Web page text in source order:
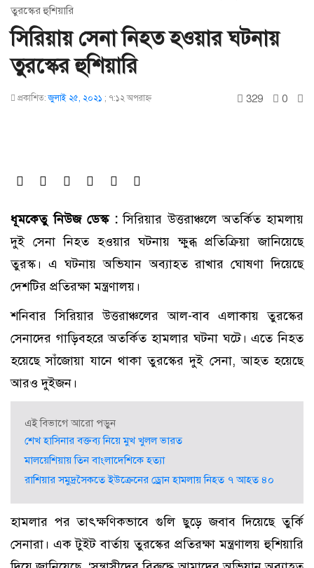
তুরস্কের হুশিয়ারি
সিরিয়ায় সেনা নিহত হওয়ার ঘটনায়
তুরস্কের হুশিয়ারি
প্রকাশিত:জুলাই ২৫, ২০২১ ; ৭:১২ অপরাহ্ণ 329 0
ধূমকেতু নিউজ ডেস্ক :সিরিয়ার উত্তরাঞ্চলে অতর্কিত হামলায়
দুই সেনা নিহত হওয়ার ঘটনায় ক্ষুব্ধ প্রতিক্রিয়া জানিয়েছে
তুরস্ক। এ ঘটনায় অভিযান অব্যাহত রাখার ঘোষণা দিয়েছে
দেশটির প্রতিরক্ষা মন্ত্রণালয়।
শনিবার সিরিয়ার উত্তরাঞ্চলের আল-বাব এলাকায় তুরস্কের
সেনাদের গাড়িবহরে অতর্কিত হামলার ঘটনা ঘটে। এতে নিহত
হয়েছে সাঁজোয়া যানে থাকা তুরস্কের দুই সেনা, আহত হয়েছে
আরও দুইজন।
এই বিভাগে আরো পড়ুন
শেখ হাসিনার বক্তব্য নিয়ে মুখ খুলল ভারত
মালয়েশিয়ায় তিন বাংলাদেশিকে হত্যা
রাশিয়ার সমুদ্রসৈকতে ইউক্রেনের ড্রোন হামলায় নিহত ৭ আহত ৪০
হামলার পর তাৎক্ষণিকভাবে গুলি ছুড়ে জবাব দিয়েছে তুর্কি
সেনারা। এক টুইট বার্তায় তুরস্কের প্রতিরক্ষা মন্ত্রণালয় হুশিয়ারি